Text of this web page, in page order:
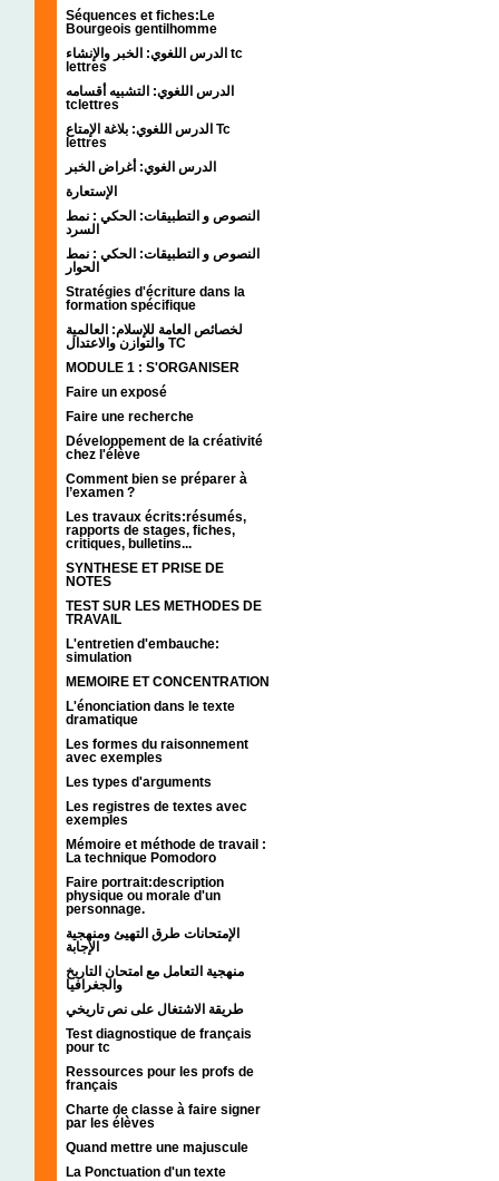
Séquences et fiches:Le
Bourgeois gentilhomme
الدرس اللغوي: الخبر والإنشاء tc
lettres
الدرس اللغوي: التشبيه أقسامه
tclettres
الدرس اللغوي: بلاغة الإمتاع Tc
lettres
الدرس الغوي: أغراض الخبر
الإستعارة
النصوص و التطبيقات: الحكي : نمط
السرد
النصوص و التطبيقات: الحكي : نمط
الحوار
Stratégies d'écriture dans la
formation spécifique
لخصائص العامة للإسلام: العالمية
والتوازن والاعتدال TC
MODULE 1 : S'ORGANISER
Faire un exposé
Faire une recherche
Développement de la créativité
chez l'élève
Comment bien se préparer à
l’examen ?
Les travaux écrits:résumés,
rapports de stages, fiches,
critiques, bulletins...
SYNTHESE ET PRISE DE
NOTES
TEST SUR LES METHODES DE
TRAVAIL
L'entretien d'embauche:
simulation
MEMOIRE ET CONCENTRATION
L'énonciation dans le texte
dramatique
Les formes du raisonnement
avec exemples
Les types d'arguments
Les registres de textes avec
exemples
Mémoire et méthode de travail :
La technique Pomodoro
Faire portrait:description
physique ou morale d'un
personnage.
الإمتحانات طرق التهيئ ومنهجية
الإجابة
منهجية التعامل مع امتحان التاريخ
والجغرافيا
طريقة الاشتغال على نص تاريخي
Test diagnostique de français
pour tc
Ressources pour les profs de
français
Charte de classe à faire signer
par les élèves
Quand mettre une majuscule
La Ponctuation d'un texte